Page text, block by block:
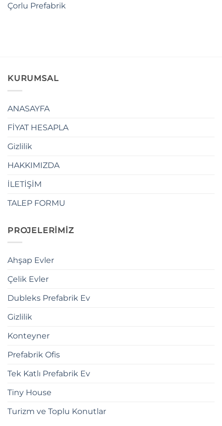
Çorlu Prefabrik
KURUMSAL
ANASAYFA
FİYAT HESAPLA
Gizlilik
HAKKIMIZDA
İLETİŞİM
TALEP FORMU
PROJELERİMİZ
Ahşap Evler
Çelik Evler
Dubleks Prefabrik Ev
Gizlilik
Konteyner
Prefabrik Ofis
Tek Katlı Prefabrik Ev
Tiny House
Turizm ve Toplu Konutlar